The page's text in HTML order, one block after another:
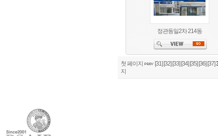
정관동일2차 214동
첫 페이지 [31] [32] [33] [34] [35] [36] [37]
지